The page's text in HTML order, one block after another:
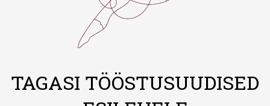
TAGASI TÖÖSTUSUUDISED